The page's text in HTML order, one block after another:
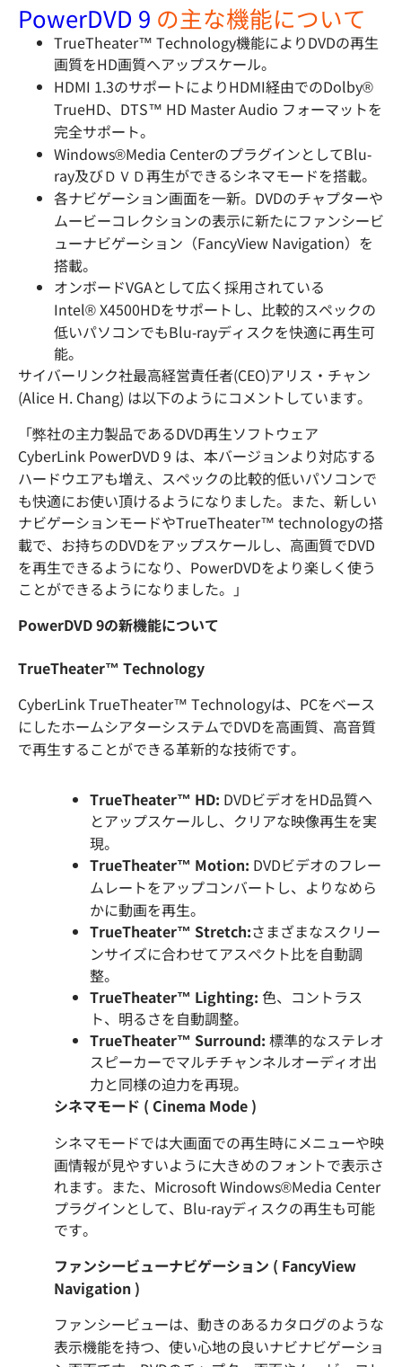
PowerDVD 9 の主な機能について
TrueTheater™ Technology機能によりDVDの再生
画質をHD画質へアップスケール。
HDMI 1.3のサポートによりHDMI経由でのDolby®
TrueHD、DTS™ HD Master Audio フォーマットを
完全サポート。
Windows®Media CenterのプラグインとしてBlu-
ray及びＤＶＤ再生ができるシネマモードを搭載。
各ナビゲーション画面を一新。DVDのチャプターや
ムービーコレクションの表示に新たにファンシービ
ューナビゲーション（FancyView Navigation）を
搭載。
オンボードVGAとして広く採用されている
Intel® X4500HDをサポートし、比較的スペックの
低いパソコンでもBlu-rayディスクを快適に再生可
能。
サイバーリンク社最高経営責任者(CEO)アリス・チャン
(Alice H. Chang) は以下のようにコメントしています。
「弊社の主力製品であるDVD再生ソフトウェア
CyberLink PowerDVD 9 は、本バージョンより対応する
ハードウエアも増え、スペックの比較的低いパソコンで
も快適にお使い頂けるようになりました。また、新しい
ナビゲーションモードやTrueTheater™ technologyの搭
載で、お持ちのDVDをアップスケールし、高画質でDVD
を再生できるようになり、PowerDVDをより楽しく使う
ことができるようになりました。」
PowerDVD 9の新機能について
TrueTheater™ Technology
CyberLink TrueTheater™ Technologyは、PCをベース
にしたホームシアターシステムでDVDを高画質、高音質
で再生することができる革新的な技術です。
TrueTheater™ HD: DVDビデオをHD品質へ
とアップスケールし、クリアな映像再生を実
現。
TrueTheater™ Motion: DVDビデオのフレー
ムレートをアップコンバートし、よりなめら
かに動画を再生。
TrueTheater™ Stretch:さまざまなスクリー
ンサイズに合わせてアスペクト比を自動調
整。
TrueTheater™ Lighting: 色、コントラス
ト、明るさを自動調整。
TrueTheater™ Surround: 標準的なステレオ
スピーカーでマルチチャンネルオーディオ出
力と同様の迫力を再現。
シネマモード ( Cinema Mode )
シネマモードでは大画面での再生時にメニューや映
画情報が見やすいように大きめのフォントで表示さ
れます。また、Microsoft Windows®Media Center
プラグインとして、Blu-rayディスクの再生も可能
です。
ファンシービューナビゲーション ( FancyView
Navigation )
ファンシービューは、動きのあるカタログのような
表示機能を持つ、使い心地の良いナビナビゲーショ